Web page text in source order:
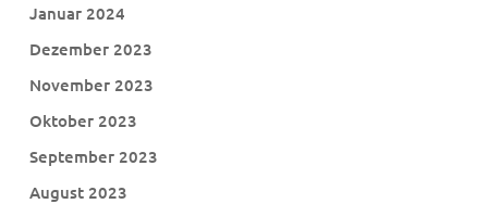
Januar 2024
Dezember 2023
November 2023
Oktober 2023
September 2023
August 2023